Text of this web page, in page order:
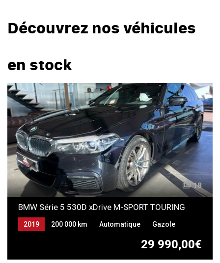
Découvrez nos véhicules
en stock
18
BMW Série 5 530D xDrive M-SPORT TOURING
29 990,00€
2019 200 000 km Automatique Gazole